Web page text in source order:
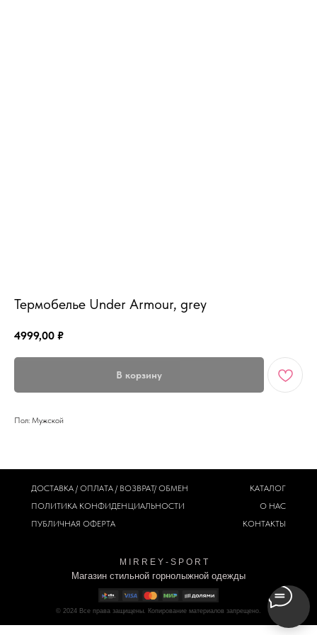
Термобелье Under Armour, grey
4999,00 ₽
В корзину
Пол: Мужской
M I R R E Y - S P O R T
Магазин стильной горнолыжной одежды
© 2024 Все права защищены. Копирование материалов запрещено.
ДОСТАВКА / ОПЛАТА / ВОЗВРАТ/ ОБМЕН
ПОЛИТИКА КОНФИДЕНЦИАЛЬНОСТИ
ПУБЛИЧНАЯ ОФЕРТА
КАТАЛОГ
О НАС
КОНТАКТЫ